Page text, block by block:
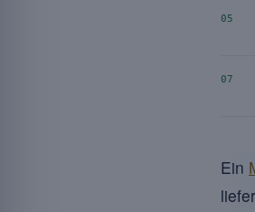
05
07
Ein